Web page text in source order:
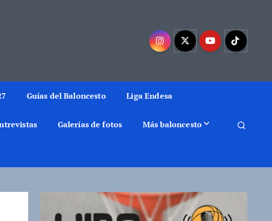
Guías del Baloncesto Liga Endesa
Galerías de fotos Más baloncesto